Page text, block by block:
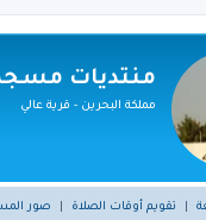
منتديات
مملكة البحرين - قرية عالي
تقويم أوقات الصلاة صور